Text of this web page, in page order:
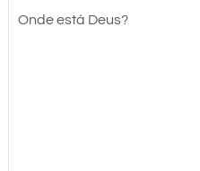
Onde está Deus?